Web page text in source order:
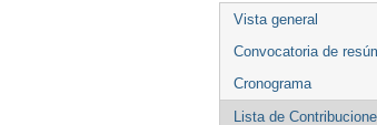
Vista general
Convocatoria de
Cronograma
Lista de